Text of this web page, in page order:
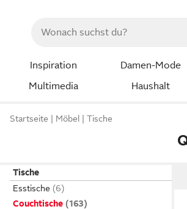
Inspiration Damen-Mode
Multimedia
Haushalt
Startseite Möbel Tische
Tische
Esstische
Couchtische